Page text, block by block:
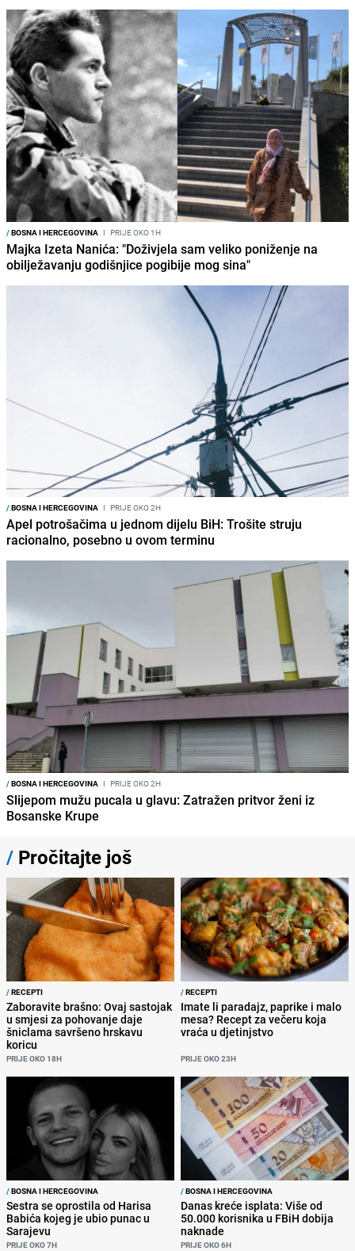
/BOSNA I HERCEGOVINA I PRIJE OKO 1H
Majka Izeta Nanića: "Doživjela sam veliko poniženje na
obilježavanju godišnjice pogibije mog sina"
/BOSNA I HERCEGOVINA I PRIJE OKO 2H
Apel potrošačima u jednom dijelu BiH: Trošite struju
racionalno, posebno u ovom terminu
/BOSNA I HERCEGOVINA I PRIJE OKO 2H
Slijepom mužu pucala u glavu: Zatražen pritvor ženi iz
Bosanske Krupe
/ Pročitajte još
/RECEPTI
Zaboravite brašno: Ovaj sastojak
u smjesi za pohovanje daje
šniclama savršeno hrskavu
koricu
PRIJE OKO 18H
/RECEPTI
Imate li paradajz, paprike i malo
mesa? Recept za večeru koja
vraća u djetinjstvo
PRIJE OKO 23H
/BOSNA I HERCEGOVINA
Sestra se oprostila od Harisa
Babića kojeg je ubio punac u
Sarajevu
PRIJE OKO 7H
/BOSNA I HERCEGOVINA
Danas kreće isplata: Više od
50.000 korisnika u FBiH dobija
naknade
PRIJE OKO 6H